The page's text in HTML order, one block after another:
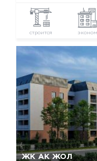
строится эконом
ЖК АК ЖОЛ